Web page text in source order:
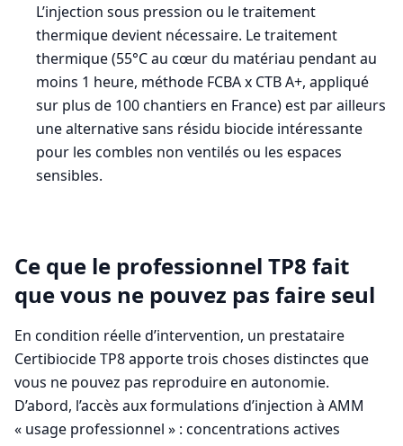
L’injection sous pression ou le traitement
thermique devient nécessaire. Le traitement
thermique (55°C au cœur du matériau pendant au
moins 1 heure, méthode FCBA x CTB A+, appliqué
sur plus de 100 chantiers en France) est par ailleurs
une alternative sans résidu biocide intéressante
pour les combles non ventilés ou les espaces
sensibles.
Ce que le professionnel TP8 fait
que vous ne pouvez pas faire seul
En condition réelle d’intervention, un prestataire
Certibiocide TP8 apporte trois choses distinctes que
vous ne pouvez pas reproduire en autonomie.
D’abord, l’accès aux formulations d’injection à AMM
« usage professionnel » : concentrations actives